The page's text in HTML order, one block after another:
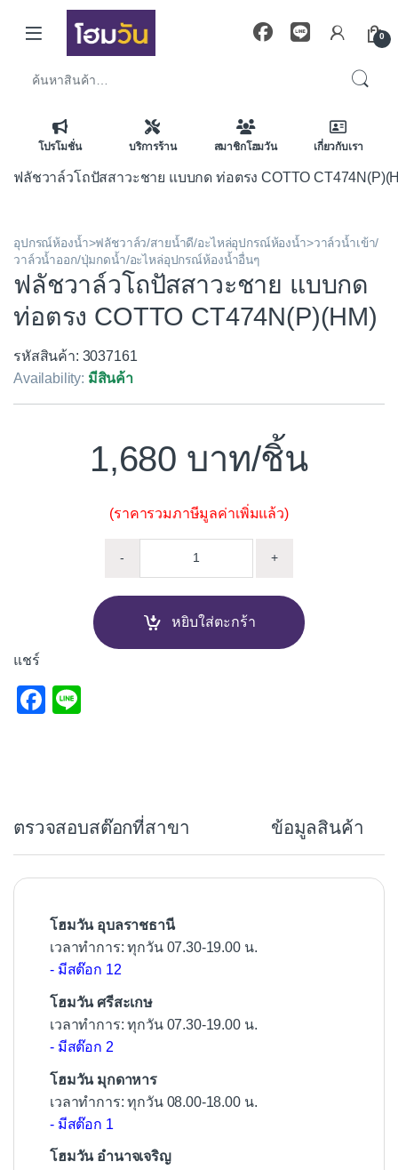
Skip to navigation
Skip to content
0
โปรโมชั่น บริการร้าน สมาชิกโฮมวัน เกี่ยวกับเรา
ฟลัชวาล์วโถปัสสาวะชาย แบบกด ท่อตรง COTTO
อุปกรณ์ห้องน้ำ>ฟลัชวาล์ว/สายน้ำดี/อะไหล่อุปกรณ์ห้องน้ำ>วาล์วน้ำเข้า/
วาล์วน้ำออก/ปุ่มกดน้ำ/อะไหล่อุปกรณ์ห้องน้ำอื่นๆ
ฟลัชวาล์วโถปัสสาวะชาย แบบกด
ท่อตรง COTTO CT474N(P)(HM)
รหัสสินค้า: 3037161
Availability: มีสินค้า
1,680 /ชิ้น
(ราคารวมภาษีมูลค่าเพิ่มแล้ว)
- +
หยิบใส่ตะกร้า
แชร์
F
o
o
ตรวจสอบสต๊อกที่สาขา ข้อมูลสินค้า
โฮมวัน อุบลราชธานี
เวลาทำการ: ทุกวัน 07.30-19.00 น.
- มีสต๊อก 12
โฮมวัน ศรีสะเกษ
เวลาทำการ: ทุกวัน 07.30-19.00 น.
- มีสต๊อก 2
โฮมวัน มุกดาหาร
เวลาทำการ: ทุกวัน 08.00-18.00 น.
- มีสต๊อก 1
โฮมวัน อำนาจเจริญ